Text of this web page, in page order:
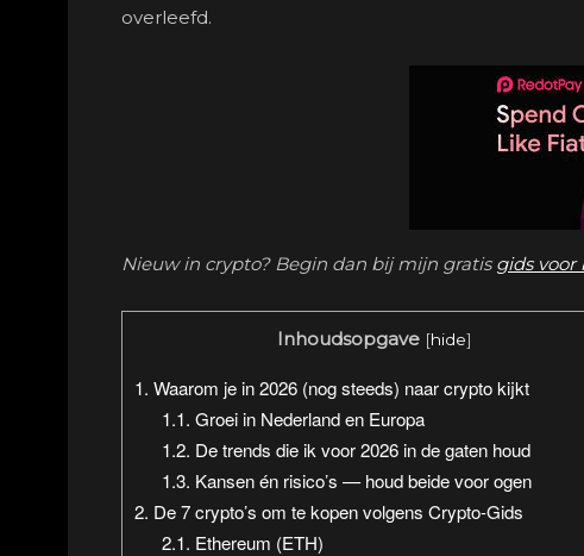
overleefd.
Nieuw in crypto? Begin dan bij mijn gratis gids voor
Inhoudsopgave [hide]
1. Waarom je in 2026 (nog steeds) naar crypto kijkt
1.1. Groei in Nederland en Europa
1.2. De trends die ik voor 2026 in de gaten houd
1.3. Kansen én risico’s — houd beide voor ogen
2. De 7 crypto’s om te kopen volgens Crypto-Gids
2.1. Ethereum (ETH)